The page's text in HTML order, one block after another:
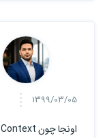
1399/03/05
اونجا چون Context هنوز بازه مشکلی نداره